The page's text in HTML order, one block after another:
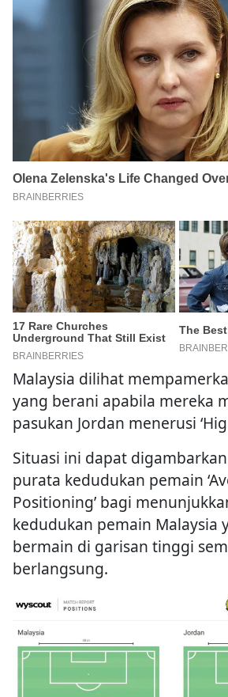
Malaysia dilihat
yang berani apabila mereka
pasukan Jordan menerusi
Situasi ini dapat
purata kedudukan pemain
Positioning’ bagi
kedudukan pemain Malaysia
bermain di garisan tinggi
berlangsung.